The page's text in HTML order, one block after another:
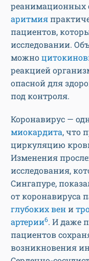
реанимационных
аритмия
пациентов,
исследовании.
можно
реакцией
опасной для
под контроля.
Коронавирус —
миокардита, что
циркуляцию
Изменения
исследования,
Сингапуре,
от коронавируса
глубоких вени
артерии6. И даже
пациентов
возникновения